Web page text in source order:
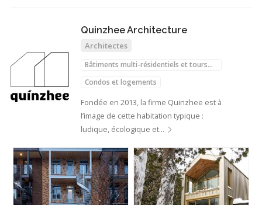
Quinzhee Architecture
Architectes
Bâtiments multi-résidentiels et tours
Condos et logements
Unités d'habitation accessoires (UHA)
Agrandissements de maison
Ajouts d'étages
Meubles
Fondée en 2013, la firme Quinzhee est à
l’image de cette habitation typique :
ludique, écologique et…